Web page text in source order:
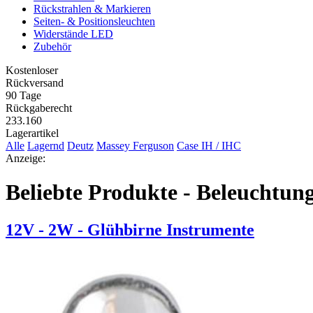
Rückstrahlen & Markieren
Seiten- & Positionsleuchten
Widerstände LED
Zubehör
Kostenloser
Rückversand
90 Tage
Rückgaberecht
233.160
Lagerartikel
Alle Lagernd Deutz Massey Ferguson Case IH / IHC
Anzeige:
Beliebte Produkte -
12V - 2W - Glühbirne Instrumente